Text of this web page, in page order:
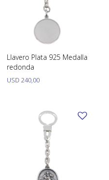
Llavero Plata 925 Medalla
redonda
USD 240,00